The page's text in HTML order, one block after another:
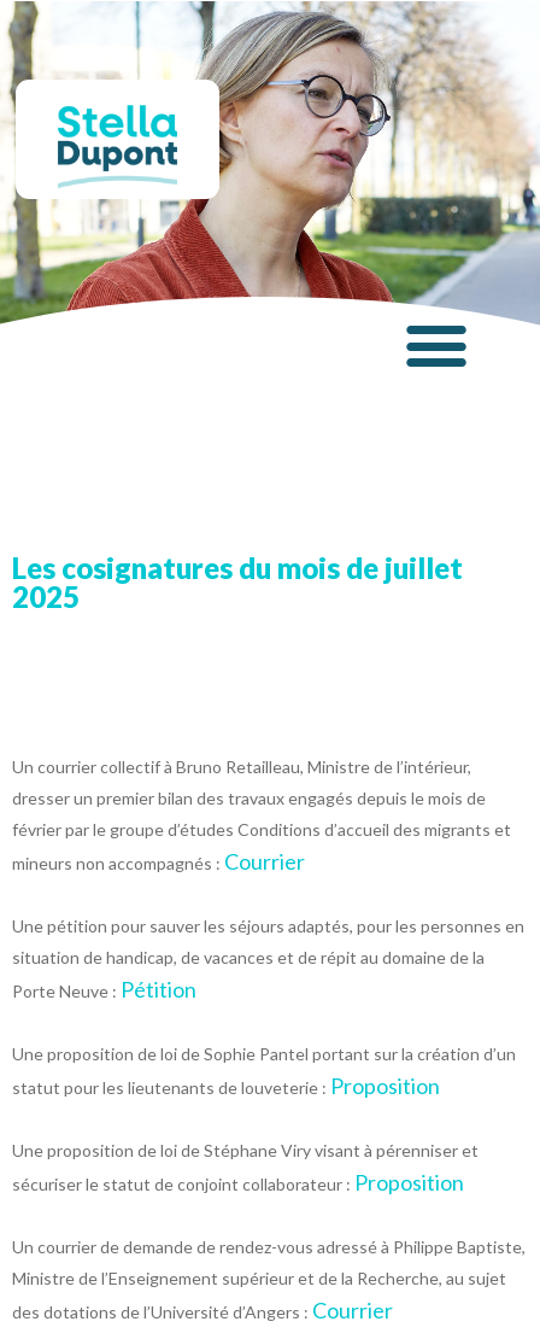
Panneau de gestion des cookies
Les cosignatures du mois de juillet
2025
Un courrier collectif à Bruno Retailleau, Ministre de l’intérieur,
dresser un premier bilan des travaux engagés depuis le mois de
février par le groupe d’études Conditions d’accueil des migrants et
mineurs non accompagnés : Courrier
Une pétition pour sauver les séjours adaptés, pour les personnes en
situation de handicap, de vacances et de répit au domaine de la
Porte Neuve : Pétition
Une proposition de loi de Sophie Pantel portant sur la création d’un
statut pour les lieutenants de louveterie : Proposition
Une proposition de loi de Stéphane Viry visant à pérenniser et
sécuriser le statut de conjoint collaborateur : Proposition
Un courrier de demande de rendez-vous adressé à Philippe Baptiste,
Ministre de l’Enseignement supérieur et de la Recherche, au sujet
des dotations de l’Université d’Angers : Courrier